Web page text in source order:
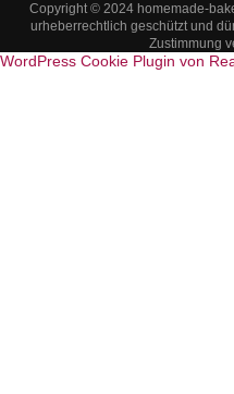
Copyright © 2024 homemade-
urheberrechtlich geschützt und
Zustimmung
WordPress Cookie Plugin von